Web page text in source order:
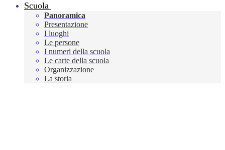
Scuola
Panoramica
Presentazione
I luoghi
Le persone
I numeri della scuola
Le carte della scuola
Organizzazione
La storia